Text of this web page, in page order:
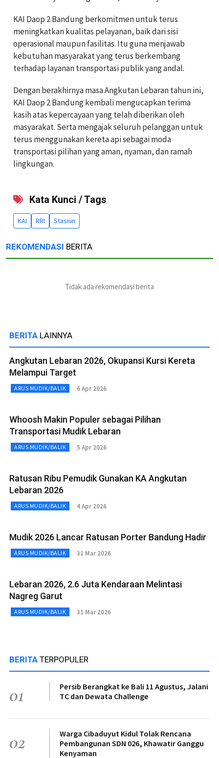
KAI Daop 2 Bandung berkomitmen untuk terus
meningkatkan kualitas pelayanan, baik dari sisi
operasional maupun fasilitas. Itu guna menjawab
kebutuhan masyarakat yang terus berkembang
terhadap layanan transportasi publik yang andal.
Dengan berakhirnya masa Angkutan Lebaran tahun ini,
KAI Daop 2 Bandung kembali mengucapkan terima
kasih atas kepercayaan yang telah diberikan oleh
masyarakat. Serta mengajak seluruh pelanggan untuk
terus menggunakan kereta api sebagai moda
transportasi pilihan yang aman, nyaman, dan ramah
lingkungan.
Kata Kunci / Tags
KAI RRI Stasiun
REKOMENDASI BERITA
Tidak ada rekomendasi berita
BERITA LAINNYA
Angkutan Lebaran 2026, Okupansi Kursi Kereta
Melampui Target
ARUS MUDIK/BALIK 6 Apr 2026
Whoosh Makin Populer sebagai Pilihan
Transportasi Mudik Lebaran
ARUS MUDIK/BALIK 5 Apr 2026
Ratusan Ribu Pemudik Gunakan KA Angkutan
Lebaran 2026
ARUS MUDIK/BALIK 4 Apr 2026
Mudik 2026 Lancar Ratusan Porter Bandung Hadir
ARUS MUDIK/BALIK 31 Mar 2026
Lebaran 2026, 2.6 Juta Kendaraan Melintasi
Nagreg Garut
ARUS MUDIK/BALIK 31 Mar 2026
BERITA TERPOPULER
01
Persib Berangkat ke Bali 11 Agustus, Jalani
TC dan Dewata Challenge
02
Warga Cibaduyut Kidul Tolak Rencana
Pembangunan SDN 026, Khawatir Ganggu
Kenyaman